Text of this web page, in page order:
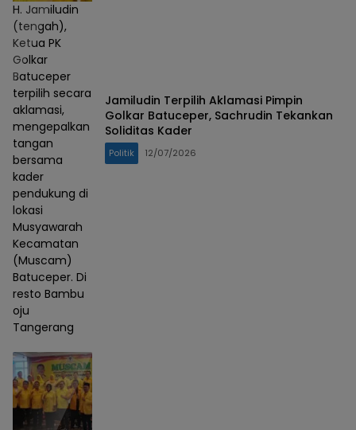
H. Jamiludin
(tengah),
Ketua PK
Golkar
Batuceper
terpilih secara
aklamasi,
mengepalkan
tangan
bersama
kader
pendukung di
lokasi
Musyawarah
Kecamatan
(Muscam)
Batuceper. Di
resto Bambu
oju
Tangerang
Jamiludin Terpilih Aklamasi Pimpin
Golkar Batuceper, Sachrudin Tekankan
Soliditas Kader
Politik 12/07/2026